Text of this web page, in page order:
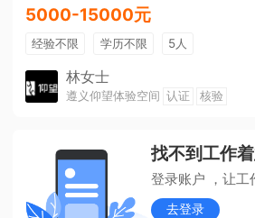
5000-15000元
经验不限 学历不限 5人
林女士
遵义仰望体验空间 认证 核验
找不到工作
登录账户 ，让工
去登录